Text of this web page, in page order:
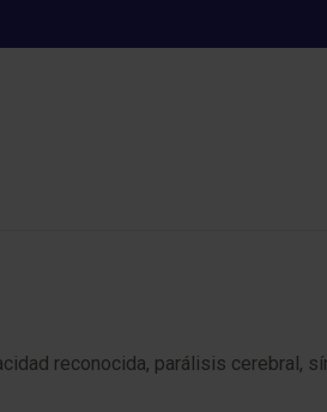
reconocida, parálisis cerebral,